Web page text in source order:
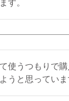
す。
使うつもりで
うと思っていま